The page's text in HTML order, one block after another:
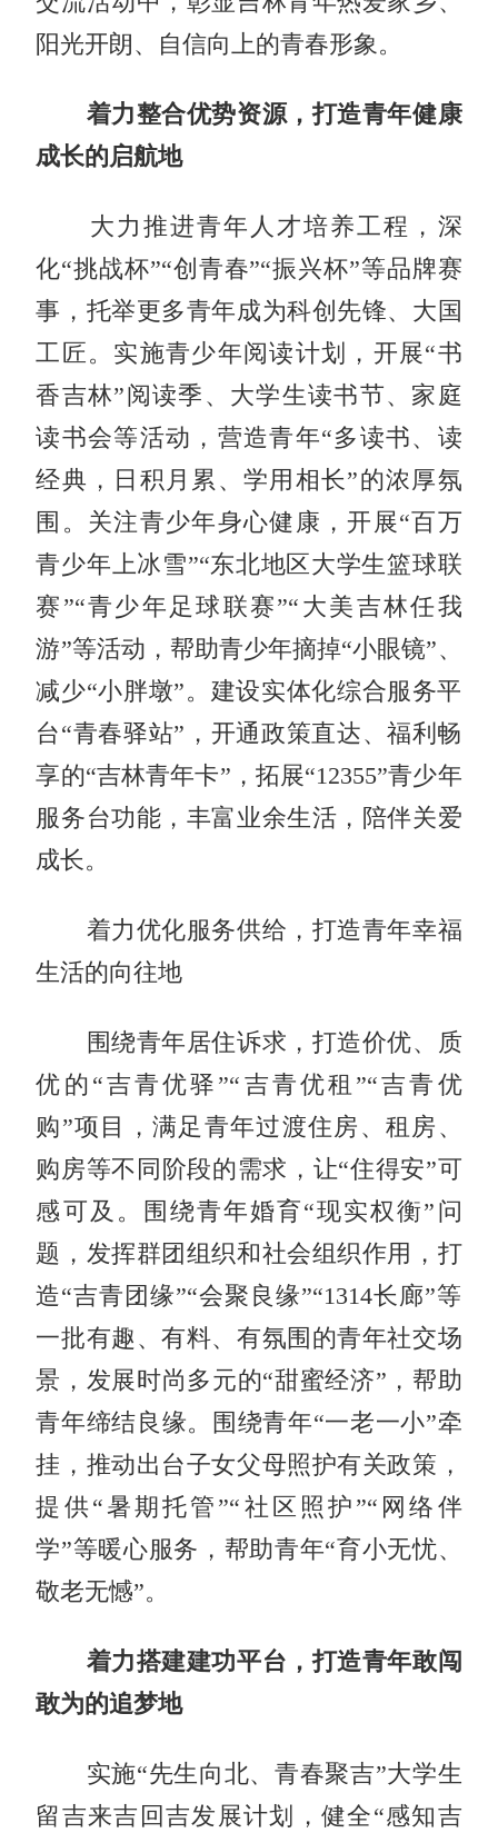
阳光开朗、自信向上的青春形象。
着力整合优势资源，打造青年健康
成长的启航地
大力推进青年人才培养工程，深
化“挑战杯”“创青春”“振兴杯”等品牌赛
事，托举更多青年成为科创先锋、大国
工匠。 实施青少年阅读计划，开展“书
香吉林”阅读季、大学生读书节、家庭
读书会等活动，营造青年“多读书、读
经典，日积月累、学用相长”的浓厚氛
围。关注青少年身心健康，开展“百万
青少年上冰雪”“东北地区大学生篮球联
赛 ”“青少年足球联赛”“大美吉林任我
游”等活动，帮助青少年摘掉“小眼镜”、
减少“小胖墩”。建设实体化综合服务平
台“青春驿站”，开通政策直达、福利畅
享的“吉林青年卡”，拓展“12355”青少年
服务台功能，丰富业余生活，陪伴关爱
成长。
着力优化服务供给，打造青年幸福
生活的向往地
围绕青年居住诉求，打造价优、质
优的 “吉青优驿”“吉青优租”“吉青优
购”项目，满足 青年过渡住房、租房 、
购房等不同阶段的需求 ， 让“住得安”可
感可及 。围绕青年婚育“现实权衡”问
题，发挥群团组织和社会组织作用，打
造“吉青团缘”“会聚良缘”“1314长廊”等
一批有趣、有料、有氛围 的青年社交场
景，发展时尚多元的“甜蜜经济”，帮助
青年缔结良缘。围绕青年“一老一小”牵
挂，推动出台子女父母照护有关政策，
提供“暑期托管”“社区照护”“网络伴
学”等暖心服务，帮助青年“育小无忧、
敬老无憾”。
着力搭建建功平台，打造青年敢闯
敢为的追梦地
实施“先生向北、青春聚吉”大学生
留吉来吉回吉发展计划，健全“感知吉